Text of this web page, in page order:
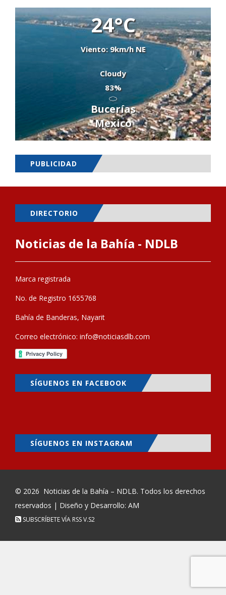
24°C
Viento: 9km/h NE
Cloudy
83%
Bucerías
Mexico
PUBLICIDAD
DIRECTORIO
Noticias de la Bahía - NDLB
Marca registrada
No. de Registro 1655768
Bahía de Banderas, Nayarit
Correo electrónico: info@noticiasdlb.com
SÍGUENOS EN FACEBOOK
SÍGUENOS EN INSTAGRAM
© 2026 Noticias de la Bahía – NDLB. Todos los derechos
reservados | Diseño y Desarrollo: AM
SUBSCRÍBETE VÍA RSSV.S2